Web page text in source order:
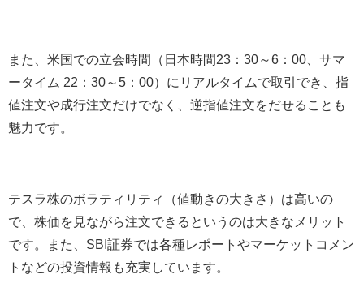
また、米国での立会時間（日本時間23 ： 30～6 ： 00 、サマ
ータイム 22 ： 30～5 ： 00）にリアルタイムで取引でき、指
値注文や成行注文だけでなく、逆指値注文をだせることも
魅力です。
テスラ株のボラティリティ（値動きの大きさ）は高いの
で、株価を見ながら注文できるというのは大きなメリット
です。また、 SBI 証券では各種レポートやマーケットコメン
トなどの投資情報も充実しています。